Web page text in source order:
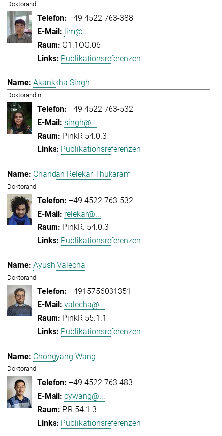
Doktorand
+49 4522 763-388
lim@...
G1.1OG.06
Publikationsreferenzen
Akanksha Singh
Doktorandin
+49 4522 763-532
singh@...
PinkR 54.0.3
Publikationsreferenzen
Chandan Relekar Thukaram
Doktorand
+49 4522 763-532
relekar@...
PinkR. 54.0.3
Publikationsreferenzen
Ayush Valecha
Doktorand
+4915756031351
valecha@...
PinkR 55.1.1
Publikationsreferenzen
Chongyang Wang
Doktorand
+49 4522 763 483
cywang@...
P.R.54.1.3
Publikationsreferenzen